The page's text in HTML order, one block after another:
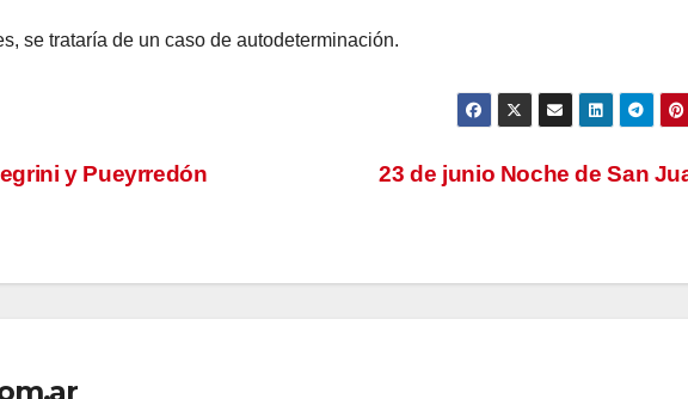
se trataría de un caso de autodeterminación.
23 de junio Noche de San
y Pueyrredón